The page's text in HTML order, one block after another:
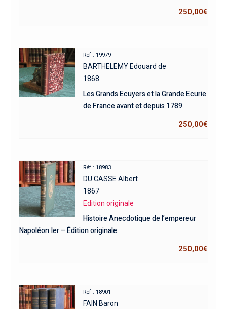
250,00€
Réf : 19979
BARTHELEMY Edouard de
1868
Les Grands Ecuyers et la Grande Ecurie
de France avant et depuis 1789.
250,00€
Réf : 18983
DU CASSE Albert
1867
Edition originale
Histoire Anecdotique de l’empereur
Napoléon Ier – Édition originale.
250,00€
Réf : 18901
FAIN Baron